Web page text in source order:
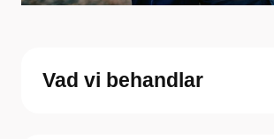
Vad vi behandlar